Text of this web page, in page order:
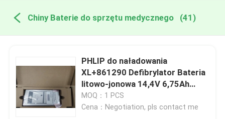
Chiny Baterie do sprzętu medycznego (41)
PHLIP do naładowania
XL+861290 Defibrylator Bateria
litowo-jonowa 14,4V 6,75Ah
97Wh
MOQ：1 PCS
Cena：Negotiation, pls contact me